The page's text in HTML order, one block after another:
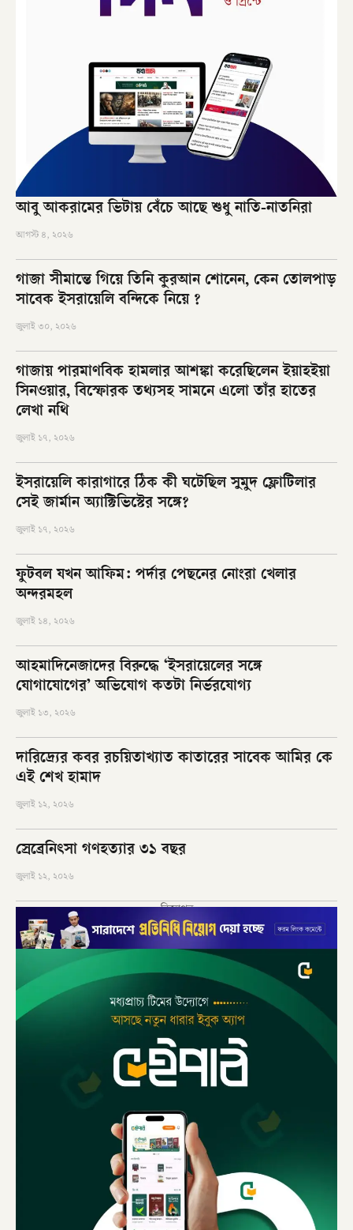
আবু আকরামের ভিটায় বেঁচে আছে শুধু নাতি-নাতনিরা
আগস্ট ৪, ২০২৬
গাজা সীমান্তে গিয়ে তিনি কুরআন শোনেন, কেন তোলপাড়
সাবেক ইসরায়েলি বন্দিকে নিয়ে ?
জুলাই ৩০, ২০২৬
গাজায় পারমাণবিক হামলার আশঙ্কা করেছিলেন ইয়াহইয়া
সিনওয়ার, বিস্ফোরক তথ্যসহ সামনে এলো তাঁর হাতের
লেখা নথি
জুলাই ১৭, ২০২৬
ইসরায়েলি কারাগারে ঠিক কী ঘটেছিল সুমুদ ফ্লোটিলার
সেই জার্মান অ্যাক্টিভিস্টের সঙ্গে?
জুলাই ১৭, ২০২৬
ফুটবল যখন আফিম: পর্দার পেছনের নোংরা খেলার
অন্দরমহল
জুলাই ১৪, ২০২৬
আহমাদিনেজাদের বিরুদ্ধে ‘ইসরায়েলের সঙ্গে
যোগাযোগের’ অভিযোগ কতটা নির্ভরযোগ্য
জুলাই ১৩, ২০২৬
দারিদ্র্যের কবর রচয়িতাখ্যাত কাতারের সাবেক আমির কে
এই শেখ হামাদ
জুলাই ১২, ২০২৬
স্রেব্রেনিৎসা গণহত্যার ৩১ বছর
জুলাই ১২, ২০২৬
বিজ্ঞাপন